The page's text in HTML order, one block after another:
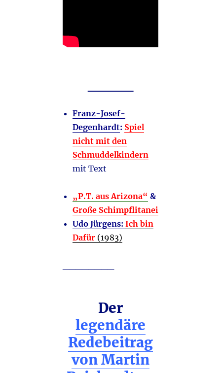
Franz-Josef-
Degenhardt: Spiel
nicht mit den
Schmuddelkindern
mit Text
„P.T. aus Arizona“ &
Große Schimpflitanei
Udo Jürgens: Ich bin
Dafür(1983)
Der
legendäre
Redebeitrag
von Martin